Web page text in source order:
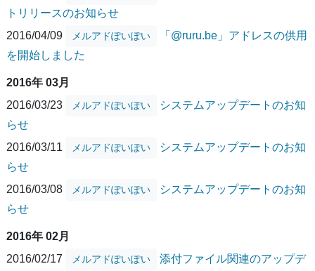
トリリースのお知らせ
2016/04/09
メルアドぽいぽい
「@ruru.be」アドレスの供用
を開始しました
2016年 03月
2016/03/23
メルアドぽいぽい
システムアップデートのお知
らせ
2016/03/11
メルアドぽいぽい
システムアップデートのお知
らせ
2016/03/08
メルアドぽいぽい
システムアップデートのお知
らせ
2016年 02月
2016/02/17
メルアドぽいぽい
添付ファイル関連のアップデ